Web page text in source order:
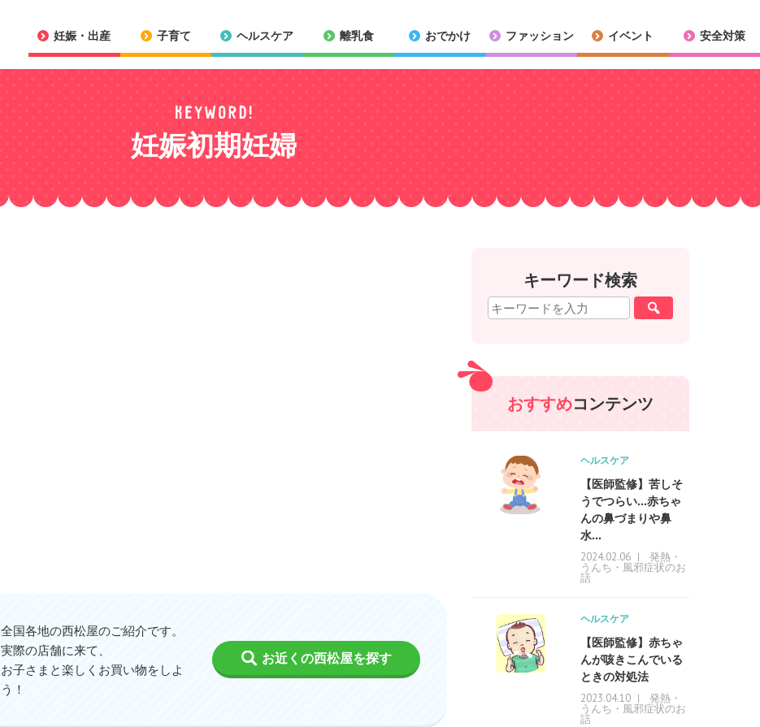
妊娠・出産 子育て ヘルスケア 離乳食 おでかけ ファッション イベント 安全対策
妊娠初期妊婦
全国各地の西松屋のご紹介です。
実際の店舗に来て、
お子さまと楽しくお買い物をしよ
う！
お近くの西松屋を探す
キーワード検索
おすすめコンテンツ
ヘルスケア
【医師監修】苦しそ
うでつらい…赤ちゃ
んの鼻づまりや鼻
水...
2024.02.06 発熱・
うんち・風邪症状のお
話
ヘルスケア
【医師監修】赤ちゃ
んが咳きこんでいる
ときの対処法
2023.04.10 発熱・
うんち・風邪症状のお
話